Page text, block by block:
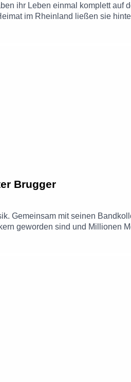
ihr Leben einmal komplett auf
im Rheinland ließen sie
den Alltag auf vier Rädern
Brugger
Gemeinsam mit seinen
geworden sind und
seinen T2 Bulli